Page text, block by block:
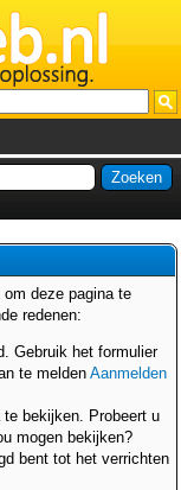
deze pagina te
redenen:
Gebruik het formulier
te melden Aanmelden
bekijken. Probeert u
mogen bekijken?
bent tot het verrichten